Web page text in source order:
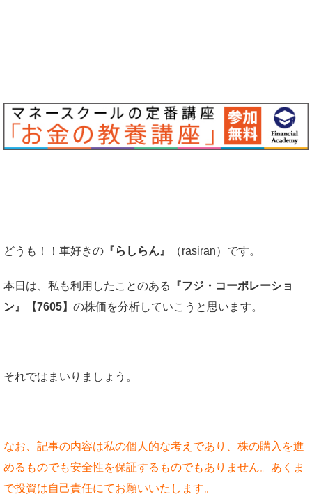
どうも！！車好きの 『らしらん』 （rasiran）です。
本日は、私も利用したことのある
『フジ・コーポレーショ
ン』【7605】 の株価を分析していこうと思います。
それではまいりましょう。
なお、記事の内容は私の個人的な考えであり、株の購入を進
めるものでも安全性を保証するものでもありません。あくま
で投資は自己責任にてお願いいたします。